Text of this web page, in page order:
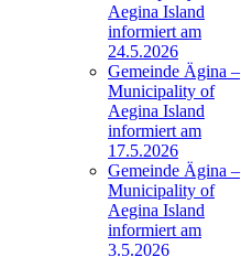
Aegina Island
informiert am
24.5.2026
Gemeinde Ägina –
Municipality of
Aegina Island
informiert am
17.5.2026
Gemeinde Ägina –
Municipality of
Aegina Island
informiert am
3.5.2026